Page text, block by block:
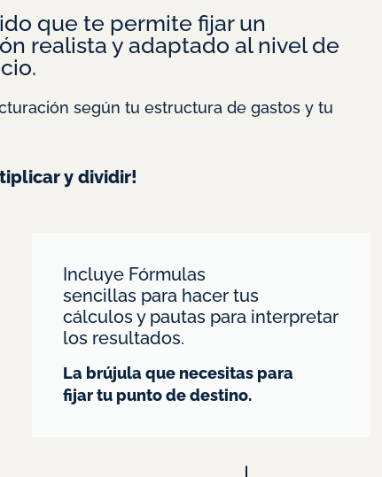
que te permite fijar un
realista y adaptado al nivel de
según tu estructura de gastos y tu
y dividir!
Incluye Fórmulas
sencillas para hacer tus
cálculos y pautas para interpretar
los resultados.
La brújula que necesitas para
fijar tu punto de destino.